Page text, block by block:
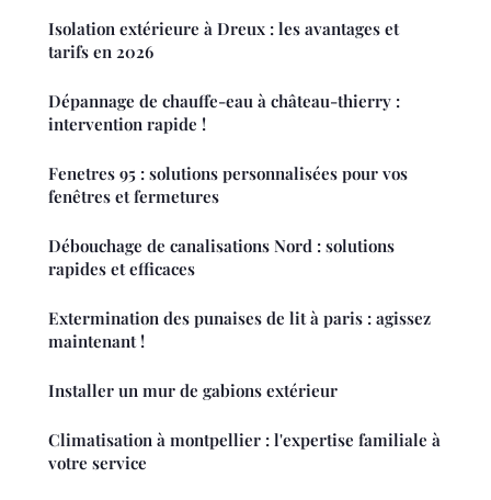
Isolation extérieure à Dreux : les avantages et
tarifs en 2026
Dépannage de chauffe-eau à château-thierry :
intervention rapide !
Fenetres 95 : solutions personnalisées pour vos
fenêtres et fermetures
Débouchage de canalisations Nord : solutions
rapides et efficaces
Extermination des punaises de lit à paris : agissez
maintenant !
Installer un mur de gabions extérieur
Climatisation à montpellier : l'expertise familiale à
votre service